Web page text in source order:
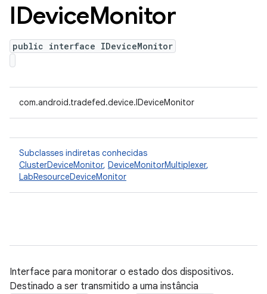
IDeviceMonitor
public interface IDeviceMonitor
com.android.tradefed.device.IDeviceMonitor
Subclasses indiretas conhecidas
ClusterDeviceMonitor, DeviceMonitorMultiplexer,
LabResourceDeviceMonitor
Interface para monitorar o estado dos dispositivos.
Destinado a ser transmitido a uma instância